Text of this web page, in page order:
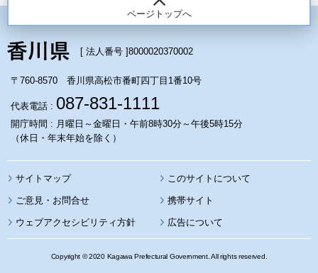
ページトップへ
[ 法人番号 ]8000020370002
〒760-8570 香川県高松市番町四丁目1番10号
代表電話 : 087-831-1111
開庁時間 : 月曜日～金曜日・午前8時30分～午後5時15分
（休日・年末年始を除く）
サイトマップ このサイトについて
携帯サイト
ウェブアクセシビリティ方針 広告について
Copyright © 2020 Kagawa Prefectural Government. All rights reserved.